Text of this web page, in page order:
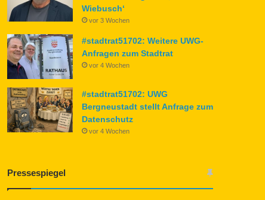
Wiebusch‘
vor 3 Wochen
#stadtrat51702: Weitere UWG-
Anfragen zum Stadtrat
vor 4 Wochen
#stadtrat51702: UWG
Bergneustadt stellt Anfrage zum
Datenschutz
vor 4 Wochen
Pressespiegel